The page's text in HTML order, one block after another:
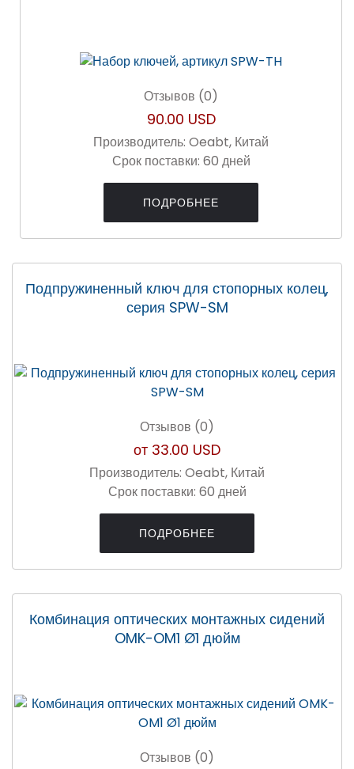
Отзывов (0)
90.00 USD
Производитель: Oeabt, Китай
Срок поставки: 60 дней
ПОДРОБНЕЕ
Подпружиненный ключ для стопорных колец,
серия SPW-SM
Отзывов (0)
от 33.00 USD
Производитель: Oeabt, Китай
Срок поставки: 60 дней
ПОДРОБНЕЕ
Комбинация оптических монтажных сидений
OMK-OM1 Ø1 дюйм
Отзывов (0)